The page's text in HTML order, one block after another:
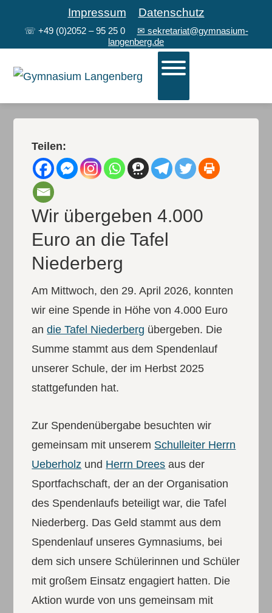
Impressum Datenschutz
☏ +49 (0)2052 – 95 25 0
✉ sekretariat@gymnasium-
langenberg.de
Teilen:
Wir übergeben 4.000
Euro an die Tafel
Niederberg
Am Mittwoch, den 29. April 2026, konnten
wir eine Spende in Höhe von 4.000 Euro
andie Tafel Niederberg übergeben. Die
Summe stammt aus dem Spendenlauf
unserer Schule, der im Herbst 2025
stattgefunden hat.
Zur Spendenübergabe besuchten wir
gemeinsam mit unserem Schulleiter Herrn
Ueberholz und Herrn Drees aus der
Sportfachschaft, der an der Organisation
des Spendenlaufs beteiligt war, die Tafel
Niederberg. Das Geld stammt aus dem
Spendenlauf unseres Gymnasiums, bei
dem sich unsere Schülerinnen und Schüler
mit großem Einsatz engagiert hatten. Die
Aktion wurde von uns gemeinsam mit